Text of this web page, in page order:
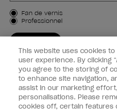
Type de client
Fan de vernis
Professionnel
Informations clients
Connectez-Vous
This website uses cookies
user experience. By clicking
you agree to the storing of
to enhance site navigation,
assist in our marketing
personalisations. Please
cookies off, certain features